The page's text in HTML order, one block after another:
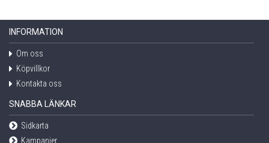
INFORMATION
Om oss
Köpvillkor
Kontakta oss
SNABBA LÄNKAR
Sidkarta
Kampanjer